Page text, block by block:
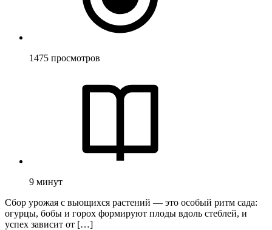
1475 просмотров
9 минут
Сбор урожая с вьющихся растений — это особый ритм сада:
огурцы, бобы и горох формируют плоды вдоль стеблей, и
успех зависит от […]